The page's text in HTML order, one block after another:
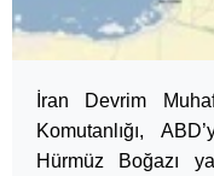
İran Devrim
Komutanlığı,
Hürmüz Boğazı